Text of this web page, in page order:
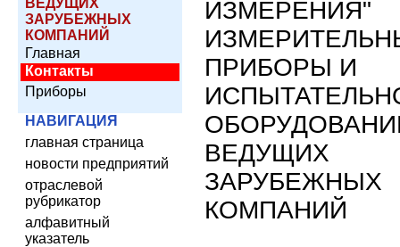
ВЕДУЩИХ
ЗАРУБЕЖНЫХ
КОМПАНИЙ
Главная
Контакты
Приборы
НАВИГАЦИЯ
главная страница
новости предприятий
отраслевой
рубрикатор
алфавитный
указатель
ИЗМЕРЕНИЯ"
ПРИБОРЫ И
ВЕДУЩИХ
ЗАРУБЕЖНЫХ
КОМПАНИЙ